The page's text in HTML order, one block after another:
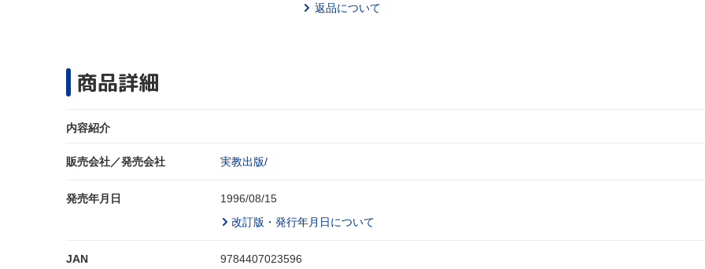
返品について
商品詳細
内容紹介
販売会社／発売会社 実教出版/
発売年月日
1996/08/15
改訂版・発行年月日について
JAN 9784407023596